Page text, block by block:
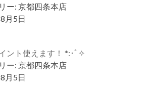
ー: 京都四条本店
月5日
ント使えます！ *:･ﾟ✧
ー: 京都四条本店
月5日